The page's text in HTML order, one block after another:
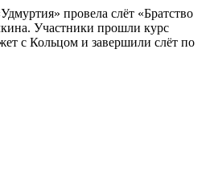
провела слёт «Братство
Участники прошли курс
с Кольцом и завершили слёт по